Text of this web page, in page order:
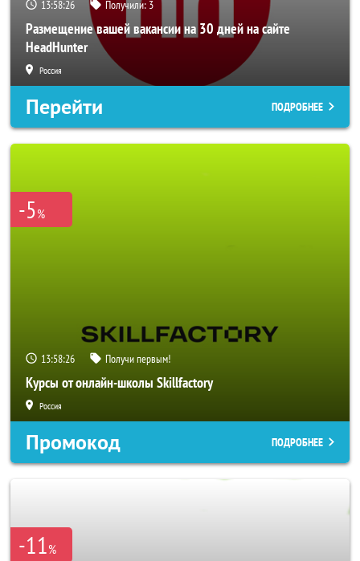
13:58:24 Получили: 3
Размещение вашей вакансии на 30 дней на сайте
HeadHunter
Россия
Перейти ПОДРОБНЕЕ
-5%
13:58:24 Получи первым!
Курсы от онлайн-школы Skillfactory
Россия
Промокод ПОДРОБНЕЕ
-11%